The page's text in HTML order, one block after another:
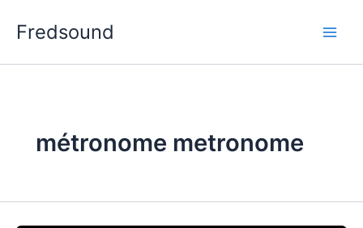
Fredsound
métronome metronome